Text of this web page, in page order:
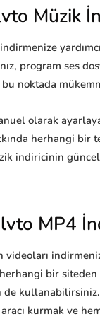
Müzik
program ses
noktada
olarak
herhangi bir
indiricinin
MP4
bir
kurmak ve